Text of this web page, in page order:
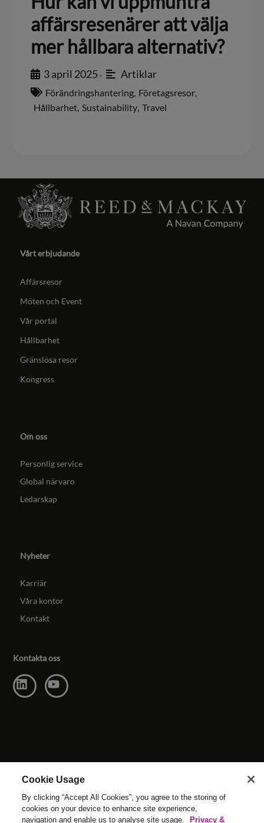
affärsresenärer att välja
mer hållbara alternativ?
3 april 2025 • Artiklar
Förändringshantering Företagsresor
Hållbarhet Sustainability Travel
Vårt erbjudande
Affärsresor
Möten och Event
Vår portal
Hållbarhet
Gränslösa resor
Kongress
Om oss
Personlig service
Global närvaro
Ledarskap
Nyheter
Karriär
Våra kontor
Kontakt
Kontakta oss
© Upphovsrätt Reed & Mackay 2026 . Alla rättigheter
Cookie Usage
By clicking “Accept All Cookies”, you agree to the storing of
cookies on your device to enhance site experience,
navigation and enable us to analyse site usage.
Privacy &